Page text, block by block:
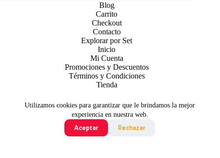
Utilizamos cookies para garantizar que le brindamos la mejor
experiencia en nuestra web.
Aceptar
Rechazar
Blog
Carrito
Checkout
Contacto
Explorar por Set
Inicio
Mi Cuenta
Promociones y Descuentos
Términos y Condiciones
Tienda
Todo contenido original es sujeto de Copyright © 2026 TCG